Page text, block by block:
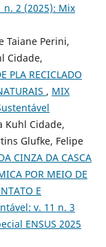
n. 2 (2025): Mix
Taiane Perini,
Cidade,
PLA RECICLADO
, MIX
Kuhl Cidade,
Glufke, Felipe
CINZA DA CASCA
POR MEIO DE
E
v. 11 n. 3
ENSUS 2025